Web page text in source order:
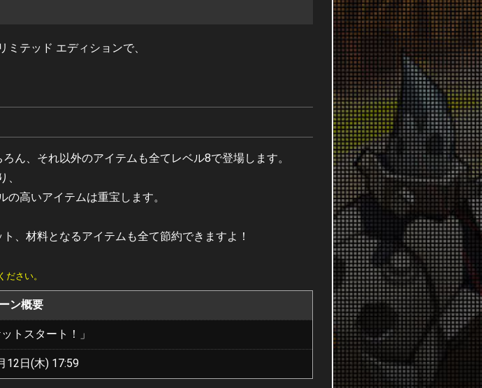
ミテッド エディションで、
ん、それ以外のアイテムも全てレベル8で登場します。
高いアイテムは重宝します。
、材料となるアイテムも全て節約できますよ！
さい。
ン概要
トスタート！」
12日(木) 17:59